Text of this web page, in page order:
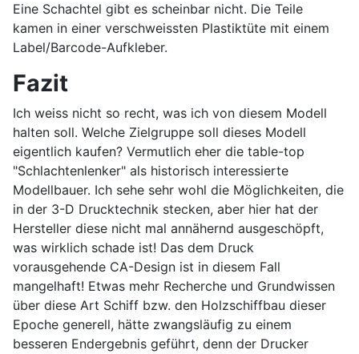
Eine Schachtel gibt es scheinbar nicht. Die Teile
kamen in einer verschweissten Plastiktüte mit einem
Label/Barcode-Aufkleber.
Fazit
Ich weiss nicht so recht, was ich von diesem Modell
halten soll. Welche Zielgruppe soll dieses Modell
eigentlich kaufen? Vermutlich eher die table-top
"Schlachtenlenker" als historisch interessierte
Modellbauer. Ich sehe sehr wohl die Möglichkeiten, die
in der 3-D Drucktechnik stecken, aber hier hat der
Hersteller diese nicht mal annähernd ausgeschöpft,
was wirklich schade ist! Das dem Druck
vorausgehende CA-Design ist in diesem Fall
mangelhaft! Etwas mehr Recherche und Grundwissen
über diese Art Schiff bzw. den Holzschiffbau dieser
Epoche generell, hätte zwangsläufig zu einem
besseren Endergebnis geführt, denn der Drucker